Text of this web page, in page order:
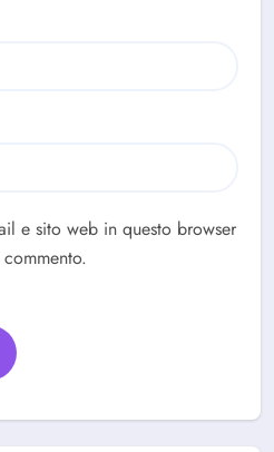
e sito web in questo browser